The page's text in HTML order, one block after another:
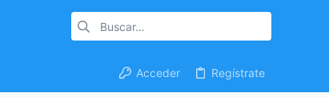
Acceder Regístrate